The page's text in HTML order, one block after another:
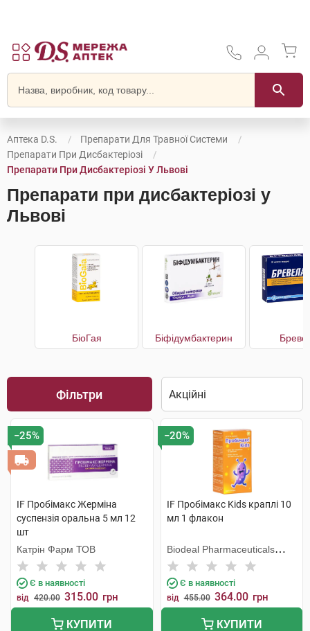
Аптека D.S.
Препарати Для Травної Системи
Препарати При Дисбактеріозі
Препарати При Дисбактеріозі У Львові
Препарати при дисбактеріозі у
Львові
БіоГая Біфідумбактерин
Фільтри
−25%
IF Пробімакс Жерміна
суспензія оральна 5 мл 12
шт
Катрін Фарм ТОВ
Є в наявності
від 420.00 315.00 грн
КУПИТИ
−20%
IF Пробімакс Kids краплі 10
мл 1 флакон
Biodeal Pharmaceuticals
Private Limited
Є в наявності
від 455.00 364.00 грн
КУПИТИ